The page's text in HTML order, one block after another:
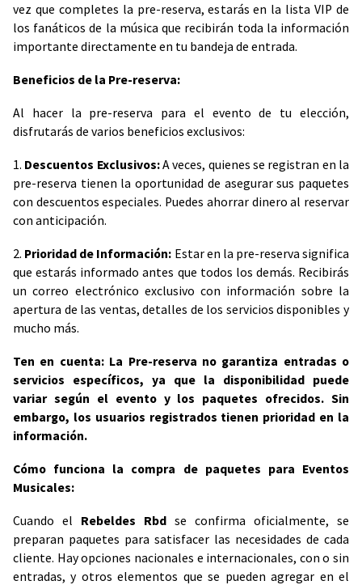
vez que completes la pre-reserva, estarás en la lista VIP de
los fanáticos de la música que recibirán toda la información
importante directamente en tu bandeja de entrada.
Beneficios de la Pre-reserva:
Al hacer la pre-reserva para el evento de tu elección,
disfrutarás de varios beneficios exclusivos:
1. Descuentos Exclusivos:A veces, quienes se registran en la
pre-reserva tienen la oportunidad de asegurar sus paquetes
con descuentos especiales. Puedes ahorrar dinero al reservar
con anticipación.
2. Prioridad de Información: Estar en la pre-reserva significa
que estarás informado antes que todos los demás. Recibirás
un correo electrónico exclusivo con información sobre la
apertura de las ventas, detalles de los servicios disponibles y
mucho más.
Ten en cuenta: La Pre-reserva no garantiza entradas o
servicios específicos, ya que la disponibilidad puede
variar según el evento y los paquetes ofrecidos. Sin
embargo, los usuarios registrados tienen prioridad en la
información.
Cómo funciona la compra de paquetes para Eventos
Musicales:
Cuando el Rebeldes Rbd se confirma oficialmente, se
preparan paquetes para satisfacer las necesidades de cada
cliente. Hay opciones nacionales e internacionales, con o sin
entradas, y otros elementos que se pueden agregar en el